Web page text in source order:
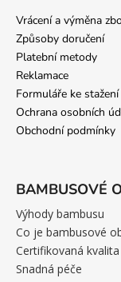
Vrácení a výměna
Způsoby doručení
Platební metody
Reklamace
Formuláře ke stažení
Ochrana osobních
Obchodní podmínky
BAMBUSOVÉ
Výhody bambusu
Co je bambusové
Certifikovaná kvalita
Snadná péče